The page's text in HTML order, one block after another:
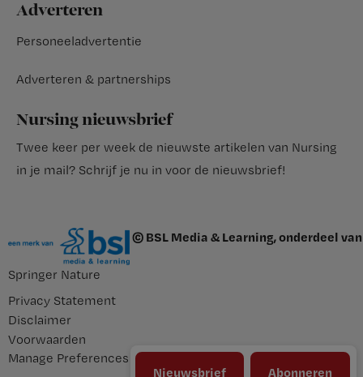
Nieuwsbrief Abonneren
Adverteren
Personeeladvertentie
Adverteren & partnerships
Nursing nieuwsbrief
Twee keer per week de nieuwste artikelen van Nursing
in je mail? Schrijf je nu in voor de nieuwsbrief!
© BSL Media & Learning, onderdeel van
Springer Nature
Privacy Statement
Disclaimer
Voorwaarden
Manage Preferences